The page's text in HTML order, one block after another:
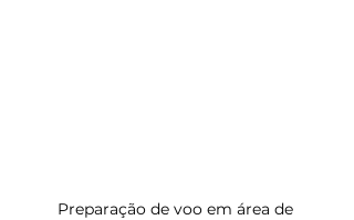
Preparação de voo em área de